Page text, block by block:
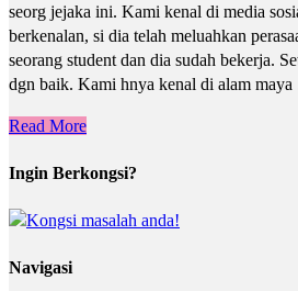
seorg jejaka ini. Kami kenal di media
berkenalan, si dia telah meluahkan
seorang student dan dia sudah bekerja.
dgn baik. Kami hnya kenal di alam
Read More
Ingin Berkongsi?
Navigasi